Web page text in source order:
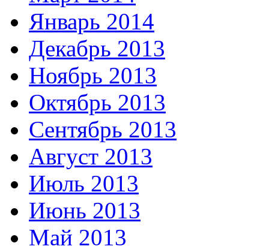
Январь 2014
Декабрь 2013
Ноябрь 2013
Октябрь 2013
Сентябрь 2013
Август 2013
Июль 2013
Июнь 2013
Май 2013